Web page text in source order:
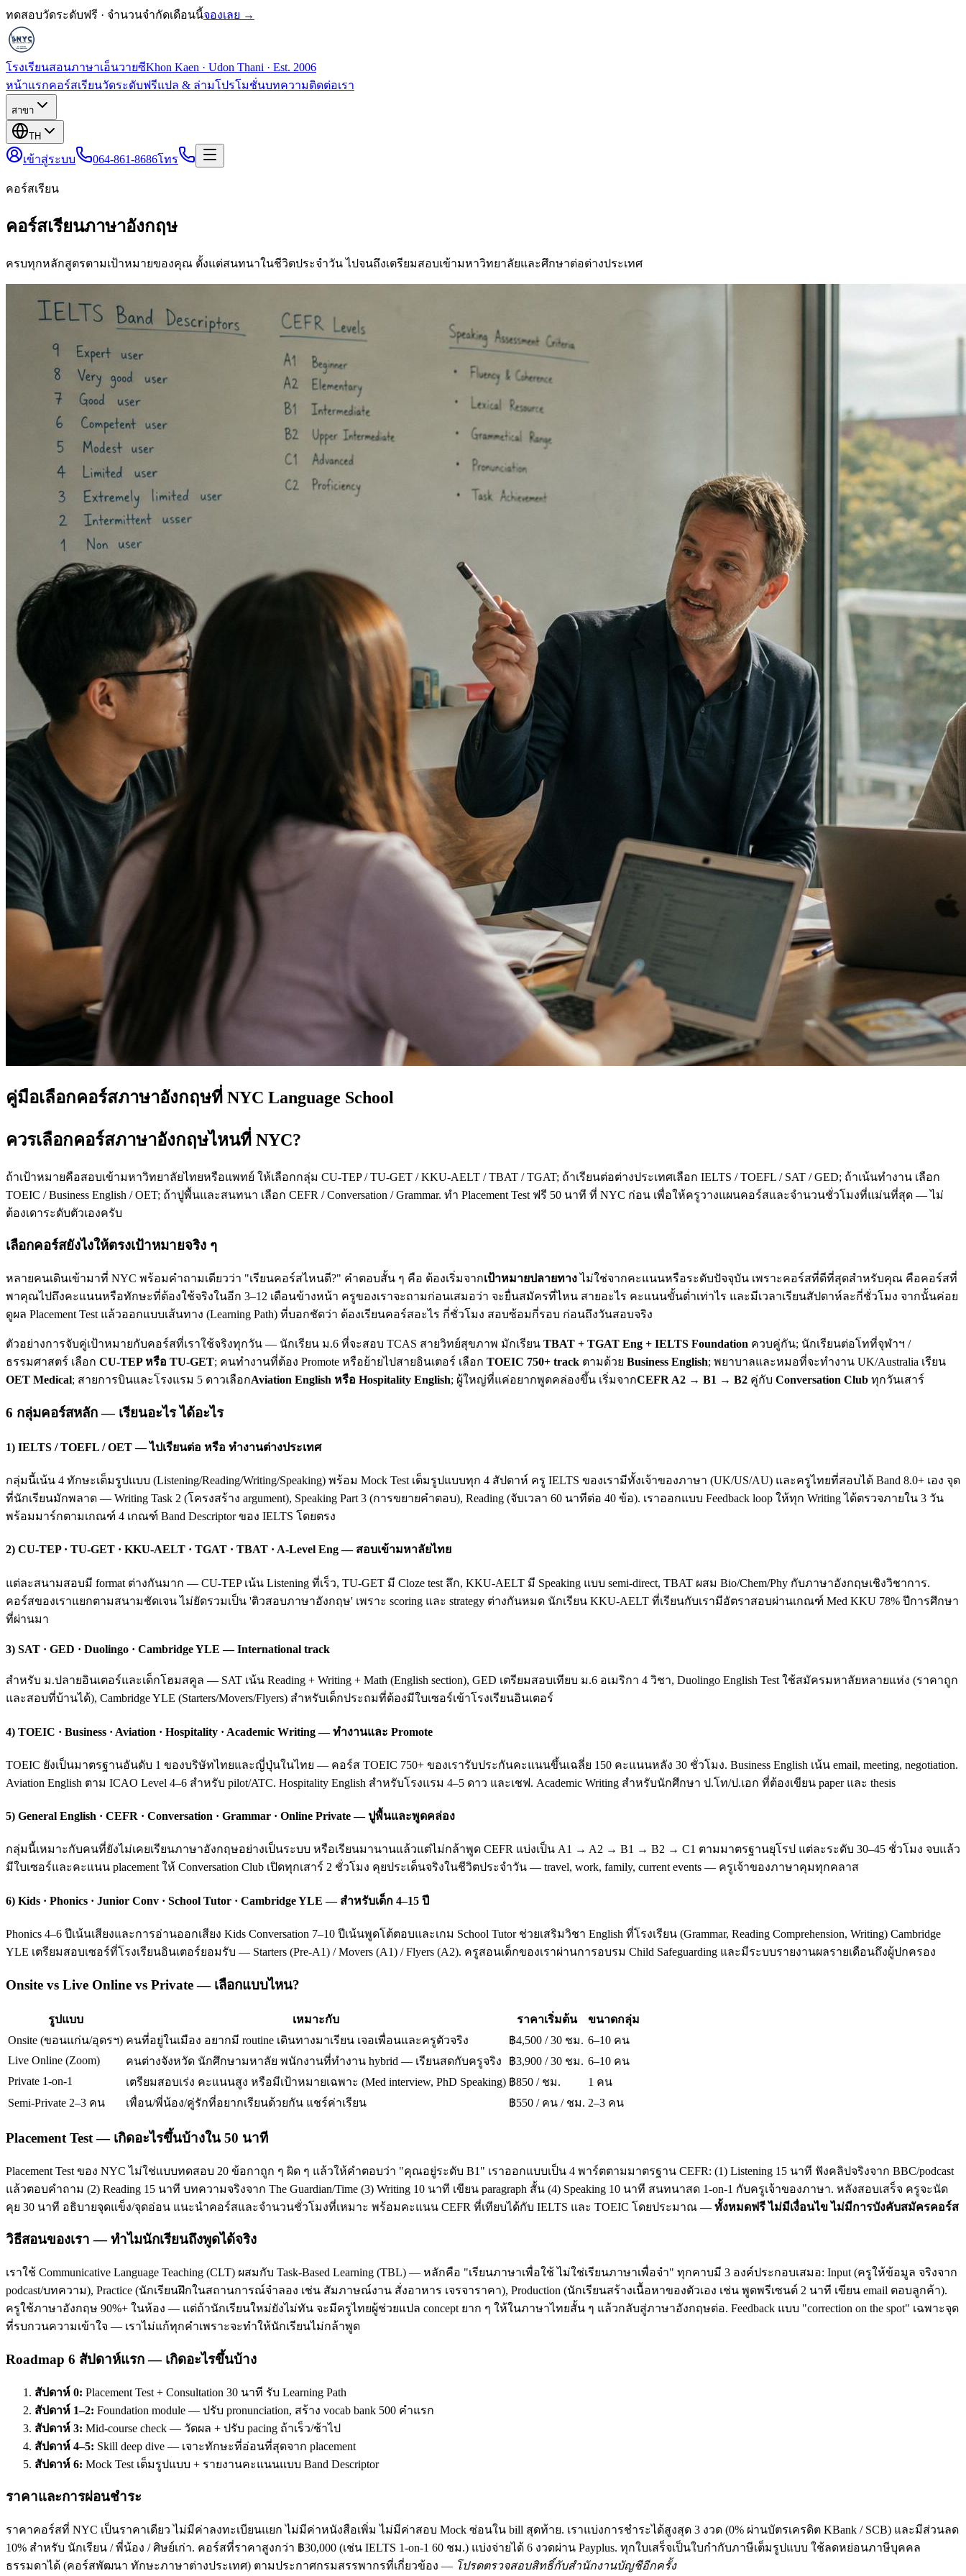
ทดสอบวัดระดับฟรี · จำนวนจำกัดเดือนนี้จองเลย →
โรงเรียนสอนภาษาเอ็นวายซีKhon Kaen · Udon Thani · Est. 2006
หน้าแรกคอร์สเรียนวัดระดับฟรีแปล & ล่ามโปรโมชั่นบทความติดต่อเรา
สาขา
TH
เข้าสู่ระบบ 064-861-8686โทร
คอร์สเรียน
คอร์สเรียนภาษาอังกฤษ
ครบทุกหลักสูตรตามเป้าหมายของคุณ ตั้งแต่สนทนาในชีวิตประจำวัน ไปจนถึงเตรียมสอบเข้ามหาวิทยาลัยและศึกษาต่อต่างประเทศ
คู่มือเลือกคอร์สภาษาอังกฤษที่ NYC Language School
ควรเลือกคอร์สภาษาอังกฤษไหนที่ NYC?
ถ้าเป้าหมายคือสอบเข้ามหาวิทยาลัยไทยหรือแพทย์ ให้เลือกกลุ่ม CU-TEP / TU-GET / KKU-AELT / TBAT / TGAT; ถ้าเรียนต่อต่างประเทศเลือก IELTS / TOEFL / SAT / GED; ถ้าเน้นทำงาน เลือก
TOEIC / Business English / OET; ถ้าปูพื้นและสนทนา เลือก CEFR / Conversation / Grammar. ทำ Placement Test ฟรี 50 นาที ที่ NYC ก่อน เพื่อให้ครูวางแผนคอร์สและจำนวนชั่วโมงที่แม่นที่สุด — ไม่
ต้องเดาระดับตัวเองครับ
เลือกคอร์สยังไงให้ตรงเป้าหมายจริง ๆ
หลายคนเดินเข้ามาที่ NYC พร้อมคำถามเดียวว่า "เรียนคอร์สไหนดี?" คำตอบสั้น ๆ คือ ต้องเริ่มจากเป้าหมายปลายทางไม่ใช่จากคะแนนหรือระดับปัจจุบัน เพราะคอร์สที่ดีที่สุดสำหรับคุณ คือคอร์สที่
พาคุณไปถึงคะแนนหรือทักษะที่ต้องใช้จริงในอีก 3–12 เดือนข้างหน้า ครูของเราจะถามก่อนเสมอว่า จะยื่นสมัครที่ไหน สายอะไร คะแนนขั้นต่ำเท่าไร และมีเวลาเรียนสัปดาห์ละกี่ชั่วโมง จากนั้นค่อย
ดูผล Placement Test แล้วออกแบบเส้นทาง (Learning Path) ที่บอกชัดว่า ต้องเรียนคอร์สอะไร กี่ชั่วโมง สอบซ้อมกี่รอบ ก่อนถึงวันสอบจริง
ตัวอย่างการจับคู่เป้าหมายกับคอร์สที่เราใช้จริงทุกวัน — นักเรียน ม.6 ที่จะสอบ TCAS สายวิทย์สุขภาพ มักเรียน TBAT + TGAT Eng + IELTS Foundation ควบคู่กัน; นักเรียนต่อโทที่จุฬาฯ /
ธรรมศาสตร์ เลือก CU-TEP หรือ TU-GET; คนทำงานที่ต้อง Promote หรือย้ายไปสายอินเตอร์ เลือก TOEIC 750+ track ตามด้วย Business English; พยาบาลและหมอที่จะทำงาน UK/Australia เรียน
OET Medical; สายการบินและโรงแรม 5 ดาวเลือกAviation English หรือ Hospitality English; ผู้ใหญ่ที่แค่อยากพูดคล่องขึ้น เริ่มจากCEFR A2 → B1 → B2 คู่กับ Conversation Club ทุกวันเสาร์
6 กลุ่มคอร์สหลัก — เรียนอะไร ได้อะไร
1) IELTS / TOEFL / OET — ไปเรียนต่อ หรือ ทำงานต่างประเทศ
กลุ่มนี้เน้น 4 ทักษะเต็มรูปแบบ (Listening/Reading/Writing/Speaking) พร้อม Mock Test เต็มรูปแบบทุก 4 สัปดาห์ ครู IELTS ของเรามีทั้งเจ้าของภาษา (UK/US/AU) และครูไทยที่สอบได้ Band 8.0+ เอง จุด
ที่นักเรียนมักพลาด — Writing Task 2 (โครงสร้าง argument), Speaking Part 3 (การขยายคำตอบ), Reading (จับเวลา 60 นาทีต่อ 40 ข้อ). เราออกแบบ Feedback loop ให้ทุก Writing ได้ตรวจภายใน 3 วัน
พร้อมมาร์กตามเกณฑ์ 4 เกณฑ์ Band Descriptor ของ IELTS โดยตรง
2) CU-TEP · TU-GET · KKU-AELT · TGAT · TBAT · A-Level Eng — สอบเข้ามหาลัยไทย
แต่ละสนามสอบมี format ต่างกันมาก — CU-TEP เน้น Listening ที่เร็ว, TU-GET มี Cloze test ลึก, KKU-AELT มี Speaking แบบ semi-direct, TBAT ผสม Bio/Chem/Phy กับภาษาอังกฤษเชิงวิชาการ.
คอร์สของเราแยกตามสนามชัดเจน ไม่ยัดรวมเป็น 'ติวสอบภาษาอังกฤษ' เพราะ scoring และ strategy ต่างกันหมด นักเรียน KKU-AELT ที่เรียนกับเรามีอัตราสอบผ่านเกณฑ์ Med KKU 78% ปีการศึกษา
ที่ผ่านมา
3) SAT · GED · Duolingo · Cambridge YLE — International track
สำหรับ ม.ปลายอินเตอร์และเด็กโฮมสคูล — SAT เน้น Reading + Writing + Math (English section), GED เตรียมสอบเทียบ ม.6 อเมริกา 4 วิชา, Duolingo English Test ใช้สมัครมหาลัยหลายแห่ง (ราคาถูก
และสอบที่บ้านได้), Cambridge YLE (Starters/Movers/Flyers) สำหรับเด็กประถมที่ต้องมีใบเซอร์เข้าโรงเรียนอินเตอร์
4) TOEIC · Business · Aviation · Hospitality · Academic Writing — ทำงานและ Promote
TOEIC ยังเป็นมาตรฐานอันดับ 1 ของบริษัทไทยและญี่ปุ่นในไทย — คอร์ส TOEIC 750+ ของเรารับประกันคะแนนขึ้นเฉลี่ย 150 คะแนนหลัง 30 ชั่วโมง. Business English เน้น email, meeting, negotiation.
Aviation English ตาม ICAO Level 4–6 สำหรับ pilot/ATC. Hospitality English สำหรับโรงแรม 4–5 ดาว และเชฟ. Academic Writing สำหรับนักศึกษา ป.โท/ป.เอก ที่ต้องเขียน paper และ thesis
5) General English · CEFR · Conversation · Grammar · Online Private — ปูพื้นและพูดคล่อง
กลุ่มนี้เหมาะกับคนที่ยังไม่เคยเรียนภาษาอังกฤษอย่างเป็นระบบ หรือเรียนมานานแล้วแต่ไม่กล้าพูด CEFR แบ่งเป็น A1 → A2 → B1 → B2 → C1 ตามมาตรฐานยุโรป แต่ละระดับ 30–45 ชั่วโมง จบแล้ว
มีใบเซอร์และคะแนน placement ให้ Conversation Club เปิดทุกเสาร์ 2 ชั่วโมง คุยประเด็นจริงในชีวิตประจำวัน — travel, work, family, current events — ครูเจ้าของภาษาคุมทุกคลาส
6) Kids · Phonics · Junior Conv · School Tutor · Cambridge YLE — สำหรับเด็ก 4–15 ปี
Phonics 4–6 ปีเน้นเสียงและการอ่านออกเสียง Kids Conversation 7–10 ปีเน้นพูดโต้ตอบและเกม School Tutor ช่วยเสริมวิชา English ที่โรงเรียน (Grammar, Reading Comprehension, Writing) Cambridge
YLE เตรียมสอบเซอร์ที่โรงเรียนอินเตอร์ยอมรับ — Starters (Pre-A1) / Movers (A1) / Flyers (A2). ครูสอนเด็กของเราผ่านการอบรม Child Safeguarding และมีระบบรายงานผลรายเดือนถึงผู้ปกครอง
Onsite vs Live Online vs Private — เลือกแบบไหน?
รูปแบบ เหมาะกับ ราคาเริ่มต้น
ขนาดกลุ่ม
Onsite (ขอนแก่น/อุดรฯ) คนที่อยู่ในเมือง อยากมี routine เดินทางมาเรียน เจอเพื่อนและครูตัวจริง ฿4,500 / 30 ชม. 6–10 คน
Live Online (Zoom)
คนต่างจังหวัด นักศึกษามหาลัย พนักงานที่ทำงาน hybrid — เรียนสดกับครูจริง ฿3,900 / 30 ชม. 6–10 คน
Private 1-on-1
เตรียมสอบเร่ง คะแนนสูง หรือมีเป้าหมายเฉพาะ (Med interview, PhD Speaking) ฿850 / ชม.
1 คน
Semi-Private 2–3 คน
เพื่อน/พี่น้อง/คู่รักที่อยากเรียนด้วยกัน แชร์ค่าเรียน ฿550 / คน / ชม. 2–3 คน
Placement Test — เกิดอะไรขึ้นบ้างใน 50 นาที
Placement Test ของ NYC ไม่ใช่แบบทดสอบ 20 ข้อกาถูก ๆ ผิด ๆ แล้วให้คำตอบว่า "คุณอยู่ระดับ B1" เราออกแบบเป็น 4 พาร์ตตามมาตรฐาน CEFR: (1) Listening 15 นาที ฟังคลิปจริงจาก BBC/podcast
แล้วตอบคำถาม (2) Reading 15 นาที บทความจริงจาก The Guardian/Time (3) Writing 10 นาที เขียน paragraph สั้น (4) Speaking 10 นาที สนทนาสด 1-on-1 กับครูเจ้าของภาษา. หลังสอบเสร็จ ครูจะนัด
คุย 30 นาที อธิบายจุดแข็ง/จุดอ่อน แนะนำคอร์สและจำนวนชั่วโมงที่เหมาะ พร้อมคะแนน CEFR ที่เทียบได้กับ IELTS และ TOEIC โดยประมาณ — ทั้งหมดฟรี ไม่มีเงื่อนไข ไม่มีการบังคับสมัครคอร์ส
วิธีสอนของเรา — ทำไมนักเรียนถึงพูดได้จริง
เราใช้ Communicative Language Teaching (CLT) ผสมกับ Task-Based Learning (TBL) — หลักคือ "เรียนภาษาเพื่อใช้ ไม่ใช่เรียนภาษาเพื่อจำ" ทุกคาบมี 3 องค์ประกอบเสมอ: Input (ครูให้ข้อมูล จริงจาก
podcast/บทความ), Practice (นักเรียนฝึกในสถานการณ์จำลอง เช่น สัมภาษณ์งาน สั่งอาหาร เจรจาราคา), Production (นักเรียนสร้างเนื้อหาของตัวเอง เช่น พูดพรีเซนต์ 2 นาที เขียน email ตอบลูกค้า).
ครูใช้ภาษาอังกฤษ 90%+ ในห้อง — แต่ถ้านักเรียนใหม่ยังไม่ทัน จะมีครูไทยผู้ช่วยแปล concept ยาก ๆ ให้ในภาษาไทยสั้น ๆ แล้วกลับสู่ภาษาอังกฤษต่อ. Feedback แบบ "correction on the spot" เฉพาะจุด
ที่รบกวนความเข้าใจ — เราไม่แก้ทุกคำเพราะจะทำให้นักเรียนไม่กล้าพูด
Roadmap 6 สัปดาห์แรก — เกิดอะไรขึ้นบ้าง
สัปดาห์ 0: Placement Test + Consultation 30 นาที รับ Learning Path
สัปดาห์ 1–2: Foundation module — ปรับ pronunciation, สร้าง vocab bank 500 คำแรก
สัปดาห์ 3: Mid-course check — วัดผล + ปรับ pacing ถ้าเร็ว/ช้าไป
สัปดาห์ 4–5: Skill deep dive — เจาะทักษะที่อ่อนที่สุดจาก placement
สัปดาห์ 6: Mock Test เต็มรูปแบบ + รายงานคะแนนแบบ Band Descriptor
ราคาและการผ่อนชำระ
ราคาคอร์สที่ NYC เป็นราคาเดียว ไม่มีค่าลงทะเบียนแยก ไม่มีค่าหนังสือเพิ่ม ไม่มีค่าสอบ Mock ซ่อนใน bill สุดท้าย. เราแบ่งการชำระได้สูงสุด 3 งวด (0% ผ่านบัตรเครดิต KBank / SCB) และมีส่วนลด
10% สำหรับ นักเรียน / พี่น้อง / ศิษย์เก่า. คอร์สที่ราคาสูงกว่า ฿30,000 (เช่น IELTS 1-on-1 60 ชม.) แบ่งจ่ายได้ 6 งวดผ่าน Payplus. ทุกใบเสร็จเป็นใบกำกับภาษีเต็มรูปแบบ ใช้ลดหย่อนภาษีบุคคล
ธรรมดาได้ (คอร์สพัฒนา ทักษะภาษาต่างประเทศ) ตามประกาศกรมสรรพากรที่เกี่ยวข้อง — โปรดตรวจสอบสิทธิ์กับสำนักงานบัญชีอีกครั้ง